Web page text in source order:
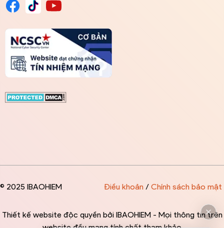
© 2025 IBAOHIEM
Thiết kế website độc quyền bởi IBAOHIEM - Mọi thông tin trên
Điều khoản/ Chính sách bảo mật